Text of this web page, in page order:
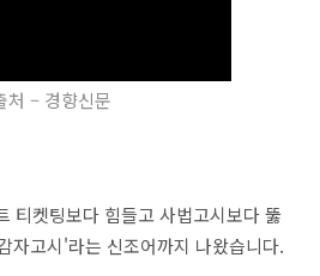
처 – 경향신문
티켓팅보다 힘들고 사법고시보다 뚫
자고시'라는 신조어까지 나왔습니다.